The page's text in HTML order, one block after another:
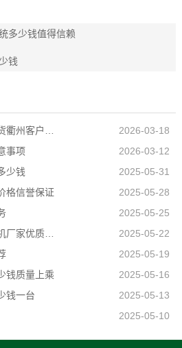
多少钱值得信赖
钱
2026-03-18
事项
2026-03-12
少钱
2025-05-31
格信誉保证
2025-05-28
2025-05-25
郑州五金件自动碳氢清洗机厂家优质推荐
2025-05-22
2025-05-19
钱质量上乘
2025-05-16
钱一台
2025-05-13
2025-05-10